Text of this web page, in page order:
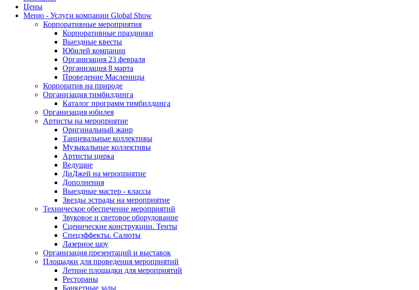
Цены
Меню - Услуги компании Global Show
Корпоративные мероприятия
Корпоративные праздники
Выездные квесты
Юбилей компании
Организация 23 февраля
Организация 8 марта
Проведение Масленицы
Корпоратив на природе
Организация тимбилдинга
Каталог программ тимбилдинга
Организация юбилея
Артисты на мероприятие
Оригинальный жанр
Танцевальные коллективы
Музыкальные коллективы
Артисты цирка
Ведущие
ДиДжей на мероприятие
Дополнения
Выездные мастер - классы
Звезды эстрады на мероприятие
Техническое обеспечение мероприятий
Звуковое и световое оборудование
Сценические конструкции. Тенты
Спецэффекты. Салюты
Лазерное шоу
Организация презентаций и выставок
Площадки для проведения мероприятий
Летние площадки для мероприятий
Рестораны
Банкетные залы